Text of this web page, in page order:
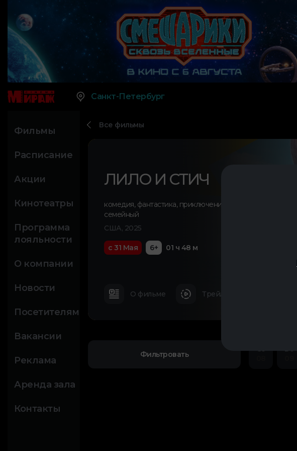
Санкт-Петербург
Фильмы
Расписание
Акции
Кинотеатры
Программа
лояльности
О компании
Новости
Посетителям
Вакансии
Реклама
Аренда зала
Контакты
Все фильмы
ЛИЛО И СТИЧ
комедия,фантастика,приключения
семейный
США, 2025
с 31 Мая 6+ 01 ч 48 м
О фильме Трейлер
Фильтровать
Сб
Вс